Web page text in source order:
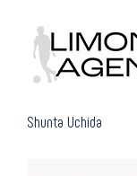
content
Shunta Uchida